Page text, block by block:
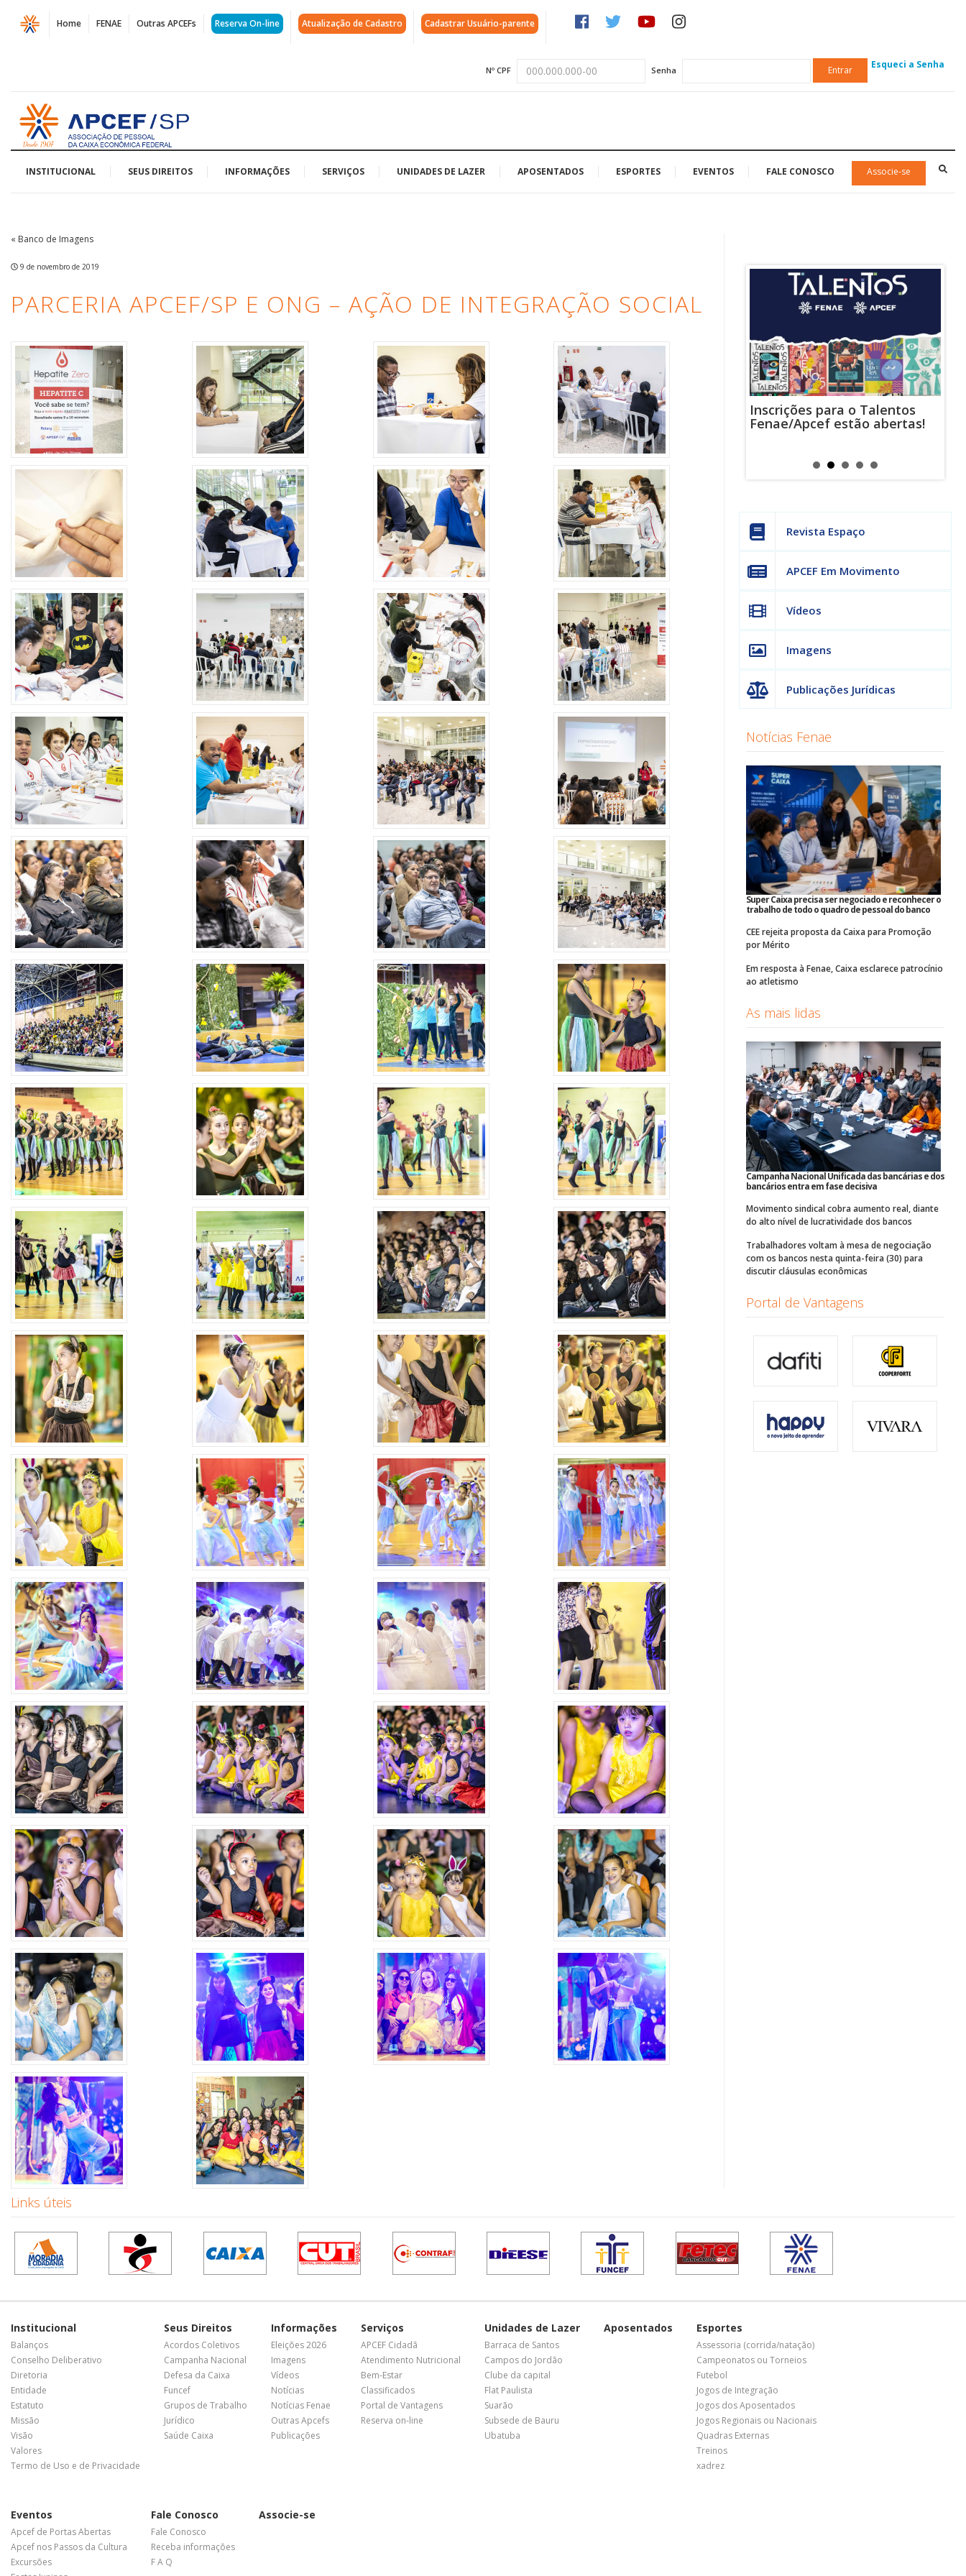
Página
Parceria
Ong
Ação
Integração
Social
|
APCEF/SP
Home FENAE Outras APCEFs Reserva On-line Atualização de Cadastro Cadastrar Usuário-parente
Nº CPF Senha Entrar Esqueci a Senha
Acessar
página
inicial
INSTITUCIONAL SEUS DIREITOS INFORMAÇÕES SERVIÇOS UNIDADES DE LAZER APOSENTADOS ESPORTES EVENTOS FALE CONOSCO Associe-se
« Banco de Imagens
9 de novembro de 2019
PARCERIA APCEF/SP E ONG – AÇÃO DE INTEGRAÇÃO SOCIAL
Esporte em movimento:
confira os treinos esportivos
oferecidos pela Apcef/SP
Alerta: golpistas usam
WhatsApp e e-mail para
enviar falsas mensagens
sobre processos judiciais
Inscrições para o Talentos
Fenae/Apcef estão abertas!
Revista Espaço
APCEF Em Movimento
Vídeos
Imagens
Publicações Jurídicas
Notícias Fenae
Super Caixa precisa ser negociado e reconhecer o
trabalho de todo o quadro de pessoal do banco
CEE rejeita proposta da Caixa para Promoção
por Mérito
Em resposta à Fenae, Caixa esclarece patrocínio
ao atletismo
As mais lidas
Campanha Nacional Unificada das bancárias e dos
bancários entra em fase decisiva
Movimento sindical cobra aumento real, diante
do alto nível de lucratividade dos bancos
Trabalhadores voltam à mesa de negociação
com os bancos nesta quinta-feira (30) para
discutir cláusulas econômicas
Portal de Vantagens
Links úteis
Institucional
Balanços
Conselho Deliberativo
Diretoria
Entidade
Estatuto
Missão
Visão
Valores
Termo de Uso e de Privacidade
Seus Direitos
Acordos Coletivos
Campanha Nacional
Defesa da Caixa
Funcef
Grupos de Trabalho
Jurídico
Saúde Caixa
Informações
Eleições 2026
Imagens
Vídeos
Notícias
Notícias Fenae
Outras Apcefs
Publicações
Serviços
APCEF Cidadã
Atendimento Nutricional
Bem-Estar
Classificados
Portal de Vantagens
Reserva on-line
Unidades de Lazer
Barraca de Santos
Campos do Jordão
Clube da capital
Flat Paulista
Suarão
Subsede de Bauru
Ubatuba
Aposentados Esportes
Assessoria (corrida/natação)
Campeonatos ou Torneios
Futebol
Jogos de Integração
Jogos dos Aposentados
Jogos Regionais ou Nacionais
Quadras Externas
Treinos
xadrez
Eventos
Apcef de Portas Abertas
Apcef nos Passos da Cultura
Excursões
Fale Conosco
Fale Conosco
Receba informações
F A Q
Associe-se